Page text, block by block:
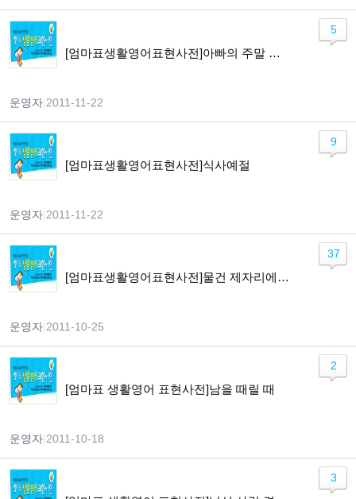
[엄마표생활영어표현사전]아빠의 주말 약속하기
운영자 2011-11-22
5
[엄마표생활영어표현사전]식사예절
운영자 2011-11-22
9
[엄마표생활영어표현사전]물건 제자리에 두기
운영자 2011-10-25
37
[엄마표 생활영어 표현사전]남을 때릴 때
운영자 2011-10-18
2
3